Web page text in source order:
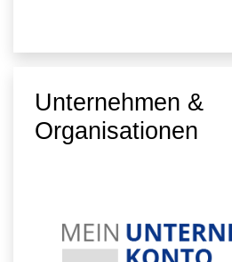
Unternehmen &
Organisationen